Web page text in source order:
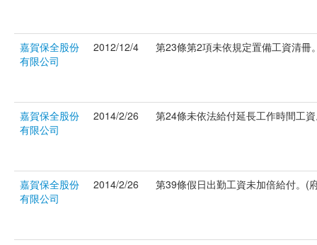
嘉賀保全股份
有限公司
2012/12/4 第23條第2項未依規定置備工資清
嘉賀保全股份
有限公司
2014/2/26 第24條未依法給付延長工作時間工
嘉賀保全股份
有限公司
2014/2/26 第39條假日出勤工資未加倍給付。(